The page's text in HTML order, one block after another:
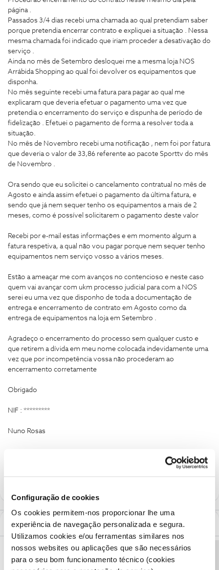
Configuração de cookies
Os cookies permitem-nos proporcionar lhe uma
experiência de navegação personalizada e segura.
Utilizamos cookies e/ou ferramentas similares nos
nossos websites ou aplicações que são necessários
para o seu bom funcionamento técnico (cookies
página .
Passados 3/4 dias recebi uma chamada ao qual pretendiam saber
porque pretendia encerrar contrato e expliquei a situação . Nessa
mesma chamada foi indicado que iriam proceder a desativação do
serviço .
Ainda no mês de Setembro desloquei me a mesma loja NOS
Arrábida Shopping ao qual foi devolver os equipamentos que
disponha.
No mês seguinte recebi uma fatura para pagar ao qual me
explicaram que deveria efetuar o pagamento uma vez que
pretendia o encerramento do serviço e dispunha de período de
fidelização . Efetuei o pagamento de forma a resolver toda a
situação.
No mês de Novembro recebi uma notificação , nem foi por fatura
que deveria o valor de 33,86 referente ao pacote Sporttv do mês
de Novembro .
Ora sendo que eu solicitei o cancelamento contratual no mês de
Agosto e ainda assim efetuei o pagamento da última fatura, e
sendo que já nem sequer tenho os equipamentos a mais de 2
meses, como é possível solicitarem o pagamento deste valor
Recebi por e-mail estas informações e em momento algum a
fatura respetiva, a qual não vou pagar porque nem sequer tenho
equipamentos nem serviço vosso a vários meses.
Estão a ameaçar me com avanços no contencioso e neste caso
quem vai avançar com ukm processo judicial para com a NOS
serei eu uma vez que disponho de toda a documentação de
entrega e encerramento de contrato em Agosto como da
entrega de equipamentos na loja em Setembro .
Agradeço o encerramento do processo sem qualquer custo e
que retirem a dívida em meu nome colocada indevidamente uma
vez que por incompetência vossa não procederam ao
encerramento corretamente
Obrigado
NIF : *********
Nuno Rosas
1 Comentário
Rafaela F. Forum|Forum|6 months ago